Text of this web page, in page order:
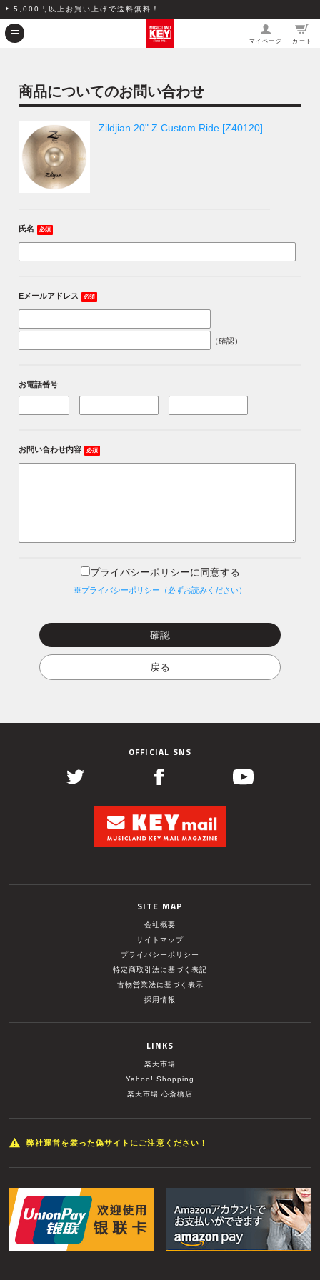
5,000円以上お買い上げで送料無料！
マイページ カート
商品についてのお問い合わせ
Zildjian 20" Z Custom Ride [Z40120]
氏名 必須
Eメールアドレス 必須
（確認）
お電話番号
- -
お問い合わせ内容 必須
プライバシーポリシーに同意する
※プライバシーポリシー（必ずお読みください）
OFFICIAL SNS
SITE MAP
会社概要
サイトマップ
プライバシーポリシー
特定商取引法に基づく表記
古物営業法に基づく表示
採用情報
LINKS
楽天市場
Yahoo! Shopping
楽天市場 心斎橋店
弊社運営を装った偽サイトにご注意ください！